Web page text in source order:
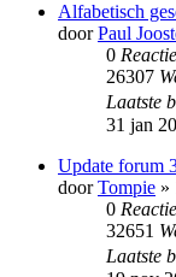
Alfabetisch
doorPaul
0
26307
Laatste
31 jan
Update forum
doorTompie »
0
32651
Laatste